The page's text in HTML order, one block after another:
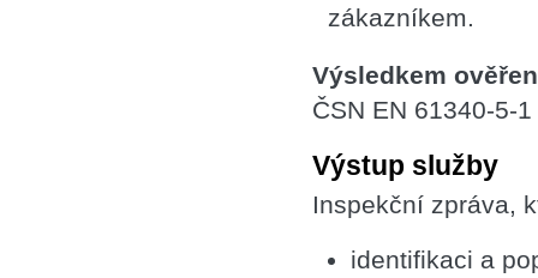
zákazníkem.
Výsledkem
ČSN EN 61340-5-
Výstup služby
Inspekční zpráva,
identifikaci a